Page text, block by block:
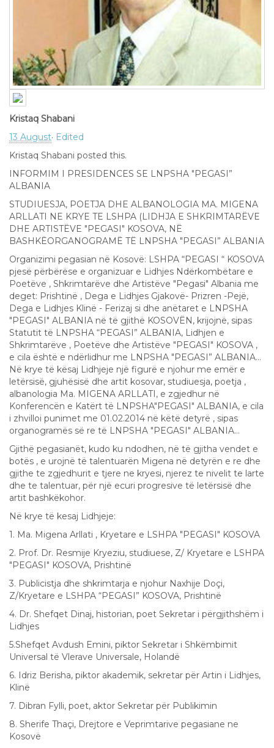
Kristaq Shabani
13 August· Edited
Kristaq Shabani posted this.
INFORMIM I PRESIDENCES SE LNPSHA "PEGASI”
ALBANIA
STUDIUESJA, POETJA DHE ALBANOLOGIA MA. MIGENA
ARLLATI NE KRYE TE LSHPA (LIDHJA E SHKRIMTARËVE
DHE ARTISTËVE "PEGASI" KOSOVA, NË
BASHKËORGANOGRAMË TË LNPSHA "PEGASI” ALBANIA
Organizimi pegasian në Kosovë: LSHPA “PEGASI “ KOSOVA
pjesë përbërëse e organizuar e Lidhjes Ndërkombëtare e
Poetëve , Shkrimtarëve dhe Artistëve "Pegasi" Albania me
deget: Prishtinë , Dega e Lidhjes Gjakovë- Prizren -Pejë,
Dega e Lidhjes Klinë - Ferizaj si dhe anëtaret e LNPSHA
"PEGASI" ALBANIA në të gjithë KOSOVËN, krijojnë, sipas
Statutit të LNPSHA “PEGASI” ALBANIA, Lidhjen e
Shkrimtarëve , Poetëve dhe Artistëve "PEGASI" KOSOVA ,
e cila është e ndërlidhur me LNPSHA "PEGASI” ALBANIA...
Në krye të kësaj Lidhjeje një figurë e njohur me emër e
letërsisë, gjuhësisë dhe artit kosovar, studiuesja, poetja ,
albanologia Ma. MIGENA ARLLATI, e zgjedhur në
Konferencën e Katërt të LNPSHA"PEGASI" ALBANIA, e cila
i zhvilloi punimet me 01.02.2014 në këtë detyrë , sipas
organogramës së re të LNPSHA "PEGASI" ALBANIA...
Gjithë pegasianët, kudo ku ndodhen, në të gjitha vendet e
botës , e urojnë të talentuarën Migena në detyrën e re dhe
gjithe te zgjedhurit e tjere ne kryesi, njerez te nivelit te larte
dhe te talentuar, për një ecuri progresive të letërsisë dhe
artit bashkëkohor.
Në krye të kesaj Lidhjeje:
1. Ma. Migena Arllati , Kryetare e LSHPA "PEGASI" KOSOVA
2. Prof. Dr. Resmije Kryeziu, studiuese, Z/ Kryetare e LSHPA
"PEGASI" KOSOVA, Prishtinë
3. Publicistja dhe shkrimtarja e njohur Naxhije Doçi,
Z/Kryetare e LSHPA “PEGASI” KOSOVA, Prishtinë
4. Dr. Shefqet Dinaj, historian, poet Sekretar i përgjithshëm i
Lidhjes
5.Shefqet Avdush Emini, piktor Sekretar i Shkëmbimit
Universal të Vlerave Universale, Holandë
6. Idriz Berisha, piktor akademik, sekretar për Artin i Lidhjes,
Klinë
7. Dibran Fylli, poet, aktor Sekretar për Publikimin
8. Sherife Thaçi, Drejtore e Veprimtarive pegasiane ne
Kosovë